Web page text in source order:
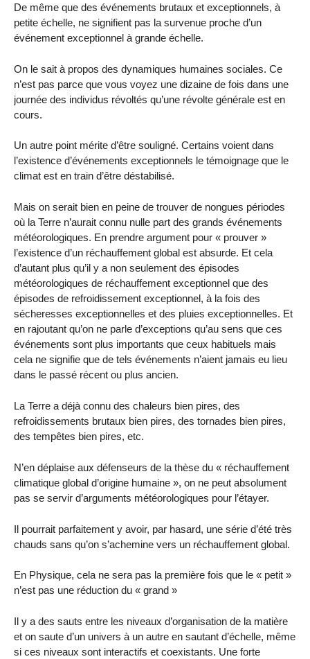
De même que des événements brutaux et exceptionnels, à
petite échelle, ne signifient pas la survenue proche d’un
événement exceptionnel à grande échelle.
On le sait à propos des dynamiques humaines sociales. Ce
n’est pas parce que vous voyez une dizaine de fois dans une
journée des individus révoltés qu’une révolte générale est en
cours.
Un autre point mérite d’être souligné. Certains voient dans
l’existence d’événements exceptionnels le témoignage que le
climat est en train d’être déstabilisé.
Mais on serait bien en peine de trouver de nongues périodes
où la Terre n’aurait connu nulle part des grands événements
météorologiques. En prendre argument pour « prouver »
l’existence d’un réchauffement global est absurde. Et cela
d’autant plus qu’il y a non seulement des épisodes
météorologiques de réchauffement exceptionnel que des
épisodes de refroidissement exceptionnel, à la fois des
sécheresses exceptionnelles et des pluies exceptionnelles. Et
en rajoutant qu’on ne parle d’exceptions qu’au sens que ces
événements sont plus importants que ceux habituels mais
cela ne signifie que de tels événements n’aient jamais eu lieu
dans le passé récent ou plus ancien.
La Terre a déjà connu des chaleurs bien pires, des
refroidissements brutaux bien pires, des tornades bien pires,
des tempêtes bien pires, etc.
N’en déplaise aux défenseurs de la thèse du « réchauffement
climatique global d’origine humaine », on ne peut absolument
pas se servir d’arguments météorologiques pour l’étayer.
Il pourrait parfaitement y avoir, par hasard, une série d’été très
chauds sans qu’on s’achemine vers un réchauffement global.
En Physique, cela ne sera pas la première fois que le « petit »
n’est pas une réduction du « grand »
Il y a des sauts entre les niveaux d’organisation de la matière
et on saute d’un univers à un autre en sautant d’échelle, même
si ces niveaux sont interactifs et coexistants. Une forte